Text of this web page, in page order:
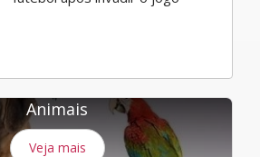
Animais
Veja mais